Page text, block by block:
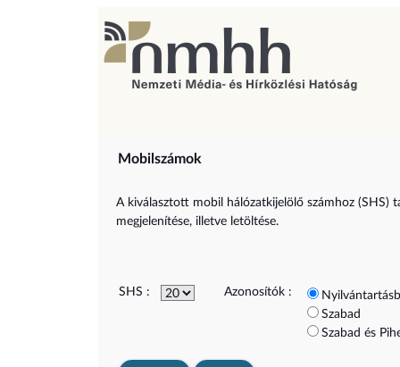
Mobilszámok
A kiválasztott mobil hálózatkijelölő számhoz
megjelenítése, illetve letöltése.
SHS : Azonosítók :
Szabad
Szabad és